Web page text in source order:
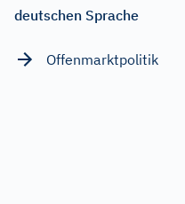
deutschen Sprache
Offenmarktpolitik